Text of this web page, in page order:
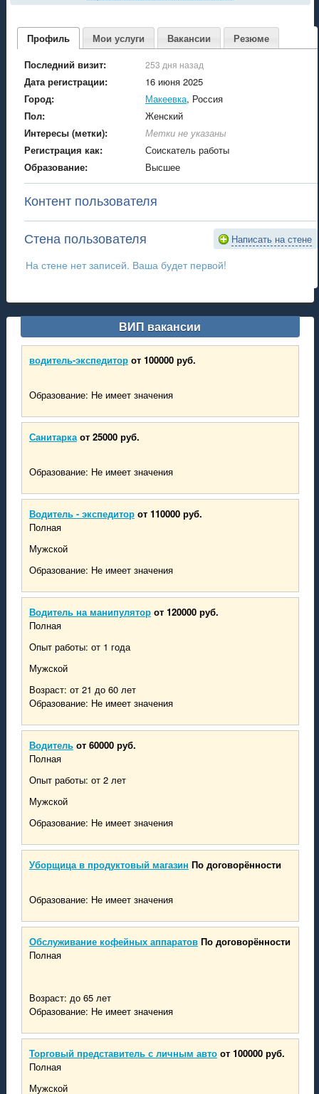
Профиль Мои услуги Вакансии
Резюме
Последний визит:
253 дня назад
Дата регистрации:
16 июня 2025
Город:
Макеевка, Россия
Пол:
Женский
Интересы (метки):
Метки не указаны
Регистрация как:
Соискатель работы
Образование:
Высшее
Контент пользователя
Стена пользователя Написать на стене
На стене нет записей. Ваша будет первой!
ВИП вакансии
водитель-экспедитор от 100000 руб.
Образование: Не имеет значения
Санитарка от 25000 руб.
Образование: Не имеет значения
Водитель - экспедитор от 110000 руб.
Полная
Мужской
Образование: Не имеет значения
Водитель на манипулятор от 120000 руб.
Полная
Опыт работы: от 1 года
Мужской
Возраст: от 21 до 60 лет
Образование: Не имеет значения
Водитель от 60000 руб.
Полная
Опыт работы: от 2 лет
Мужской
Образование: Не имеет значения
Уборщица в продуктовый магазин По договорённости
Образование: Не имеет значения
Обслуживание кофейных аппаратов По договорённости
Полная
Возраст: до 65 лет
Образование: Не имеет значения
Торговый представитель с личным авто от 100000 руб.
Полная
Мужской